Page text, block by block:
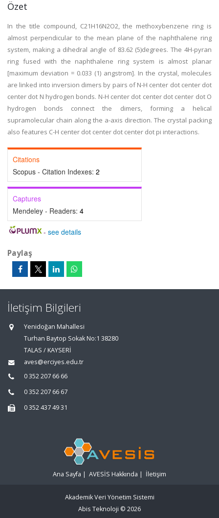
Özet
In the title compound, C21H16N2O2, the methoxybenzene ring is
almost perpendicular to the mean plane of the naphthalene ring
system, making a dihedral angle of 83.62 (5)degrees. The 4H-pyran
ring fused with the naphthalene ring system is almost planar
[maximum deviation = 0.033 (1) angstrom]. In the crystal, molecules
are linked into inversion dimers by pairs of N-H center dot center dot
center dot N hydrogen bonds. N-H center dot center dot center dot O
hydrogen bonds connect the dimers, forming a helical
supramolecular chain along the a-axis direction. The crystal packing
also features C-H center dot center dot center dot pi interactions.
Citations
Scopus - Citation Indexes: 2
Captures
Mendeley - Readers: 4
- see details
Paylaş
İletişim Bilgileri
Yenidoğan Mahallesi
Turhan Baytop Sokak No:1 38280
TALAS / KAYSERİ
aves@erciyes.edu.tr
0 352 207 66 66
0 352 207 66 67
0 352 437 49 31
Ana Sayfa | AVESİS Hakkında | İletişim
Akademik Veri Yönetim Sistemi
Abis Teknoloji © 2026